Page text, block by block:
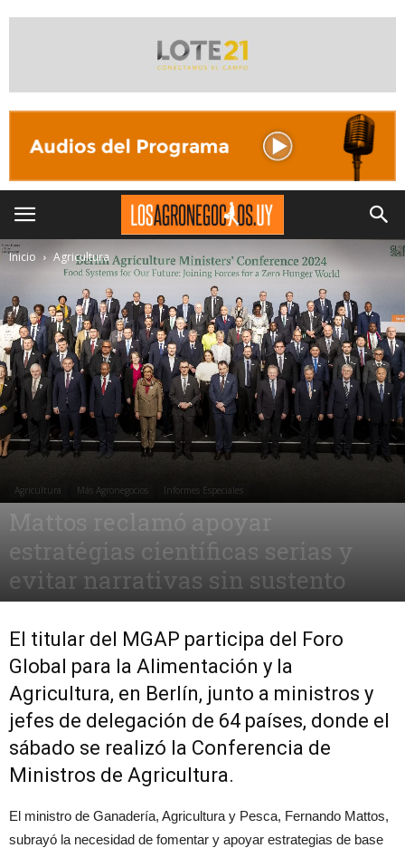
Inicio Agricultura
Agricultura Más Agronegocios Informes Especiales
Mattos reclamó apoyar
estratégias científicas serias y
evitar narrativas sin sustento
El titular del MGAP participa del Foro
Global para la Alimentación y la
Agricultura, en Berlín, junto a ministros y
jefes de delegación de 64 países, donde el
sábado se realizó la Conferencia de
Ministros de Agricultura.
El ministro de Ganadería, Agricultura y Pesca, Fernando Mattos,
subrayó la necesidad de fomentar y apoyar estrategias de base